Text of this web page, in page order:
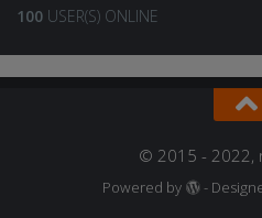
100 USER(S) ONLINE
© 2015 - 2022,
Powered by -